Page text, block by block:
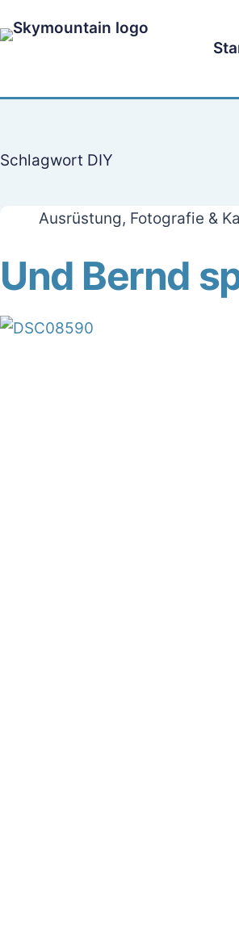
Inhalt
Schlagwort DIY
Ausrüstung, Fotografie &
Und Bernd